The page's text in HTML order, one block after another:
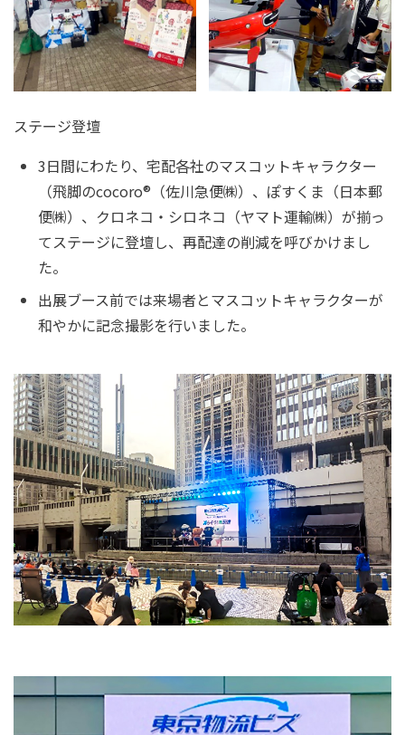
ステージ登壇
3日間にわたり、宅配各社のマスコットキャラクター
（飛脚のcocoro®（佐川急便㈱）、ぽすくま（日本郵
便㈱）、クロネコ・シロネコ（ヤマト運輸㈱）が揃っ
てステージに登壇し、再配達の削減を呼びかけまし
た。
出展ブース前では来場者とマスコットキャラクターが
和やかに記念撮影を行いました。